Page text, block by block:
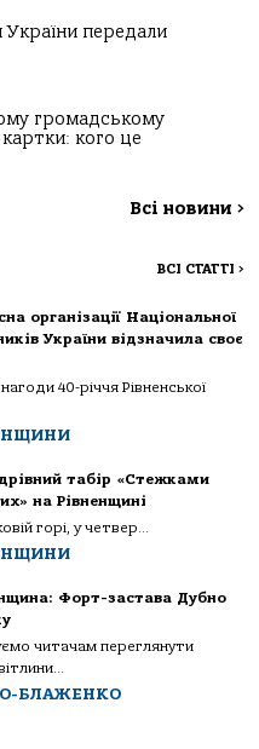
передали
громадському
кого це
Всі новини >
ВСІ СТАТТІ >
організації Національної
України відзначила своє
40-річчя Рівненської
табір «Стежками
на Рівненщині
горі, у четвер...
Форт-застава Дубно
читачам переглянути
БЛАЖЕНКО